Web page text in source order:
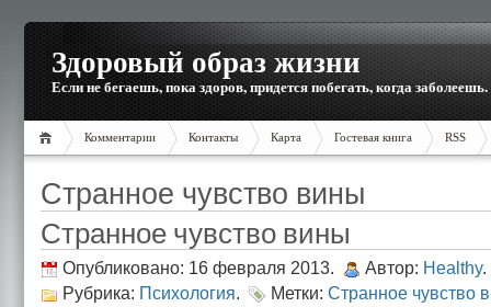
Здоровый образ жизни
Если не бегаешь, пока здоров, придется побегать, когда заболеешь.
Комментарии Контакты Карта Гостевая книга RSS
Странное чувство вины
Странное чувство вины
Опубликовано: 16 февраля 2013. Автор: Healthy.
Рубрика: Психология. Метки: Странное чувство